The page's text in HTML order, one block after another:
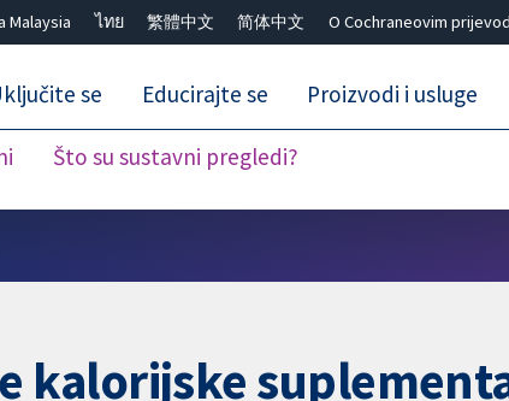
Malaysia ไทย 繁體中文 简体中文 O Cochraneovim
Što su sustavni pregledi?
se Educirajte se Proizvodi i usluge
kalorijske